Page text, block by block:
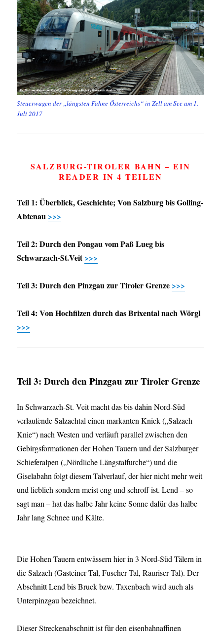
Steuerwagen der „längsten Fahne Österreichs“ in Zell am See am 1.
Juli 2017
SALZBURG-TIROLER BAHN – EIN
READER IN 4 TEILEN
Teil 1: Überblick, Geschichte; Von Salzburg bis Golling-
Abtenau >>>
Teil 2: Durch den Pongau vom Paß Lueg bis
Schwarzach-St.Veit>>>
Teil 3: Durch den Pinzgau zur Tiroler Grenze >>>
Teil 4: Von Hochfilzen durch das Brixental nach Wörgl
>>>
Teil 3: Durch den Pinzgau zur Tiroler Grenze
In Schwarzach-St. Veit macht das bis dahin Nord-Süd
verlaufende Salzachtal einen markanten Knick („Salzach
Knie“) nach Westen und verläuft parallel zwischen den
Gebirgsformationen der Hohen Tauern und der Salzburger
Schieferalpen („Nördliche Längstalfurche“) und die
Giselabahn folgt diesem Talverlauf, der hier nicht mehr weit
und lieblich sondern meist eng und schroff ist. Lend – so
sagt man – hat das halbe Jahr keine Sonne dafür das halbe
Jahr lang Schnee und Kälte.
Die Hohen Tauern entwässern hier in 3 Nord-Süd Tälern in
die Salzach (Gasteiner Tal, Fuscher Tal, Rauriser Tal). Der
Abschnitt Lend bis Bruck bzw. Taxenbach wird auch als
Unterpinzgau bezeichnet.
Dieser Streckenabschnitt ist für den eisenbahnaffinen